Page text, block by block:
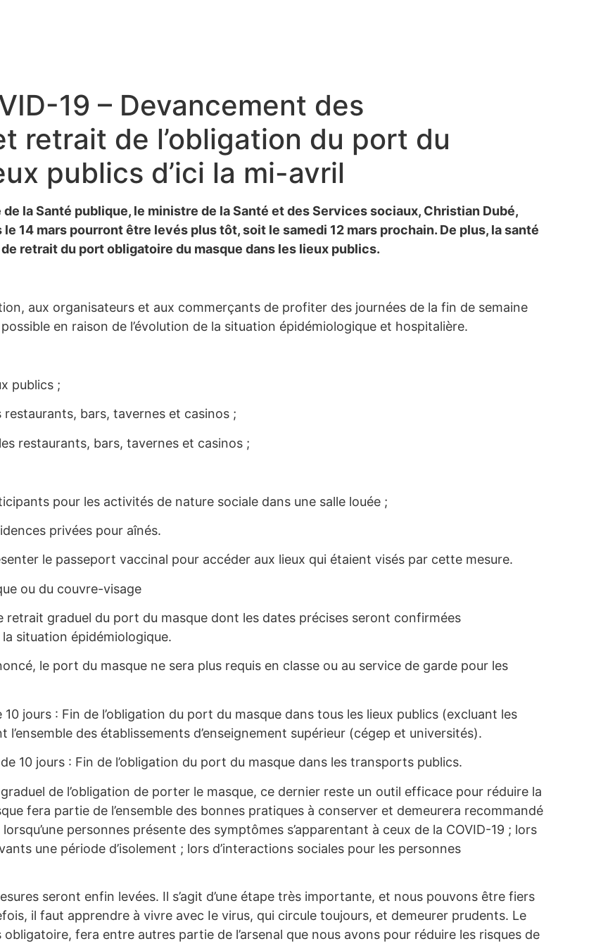
19 – Devancement des
retrait de l’obligation du port du
publics d’ici la mi-avril
la Santé publique, le ministre de la Santé et des Services sociaux, Christian Dubé,
14 mars pourront être levés plus tôt, soit le samedi 12 mars prochain. De plus, la santé
retrait du port obligatoire du masque dans les lieux publics.
aux organisateurs et aux commerçants de profiter des journées de la fin de semaine
en raison de l’évolution de la situation épidémiologique et hospitalière.
publics ;
bars, tavernes et casinos ;
restaurants, bars, tavernes et casinos ;
pour les activités de nature sociale dans une salle louée ;
privées pour aînés.
le passeport vaccinal pour accéder aux lieux qui étaient visés par cette mesure.
ou du couvre-visage
retrait graduel du port du masque dont les dates précises seront confirmées
situation épidémiologique.
le port du masque ne sera plus requis en classe ou au service de garde pour les
jours : Fin de l’obligation du port du masque dans tous les lieux publics (excluant les
des établissements d’enseignement supérieur (cégep et universités).
10 jours : Fin de l’obligation du port du masque dans les transports publics.
de l’obligation de porter le masque, ce dernier reste un outil efficace pour réduire la
fera partie de l’ensemble des bonnes pratiques à conserver et demeurera recommandé
lorsqu’une personnes présente des symptômes s’apparentant à ceux de la COVID-19 ; lors
une période d’isolement ; lors d’interactions sociales pour les personnes
seront enfin levées. Il s’agit d’une étape très importante, et nous pouvons être fiers
il faut apprendre à vivre avec Ie virus, qui circule toujours, et demeurer prudents. Le
fera entre autres partie de l’arsenal que nous avons pour réduire les risques de